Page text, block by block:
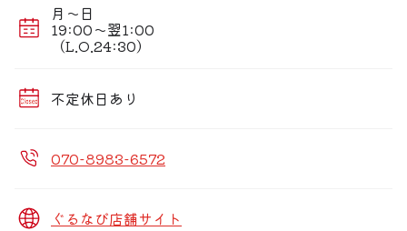
月〜日
19:00〜翌1:00
（L.O.24:30）
不定休日あり
070-8983-6572
ぐるなび店舗サイト